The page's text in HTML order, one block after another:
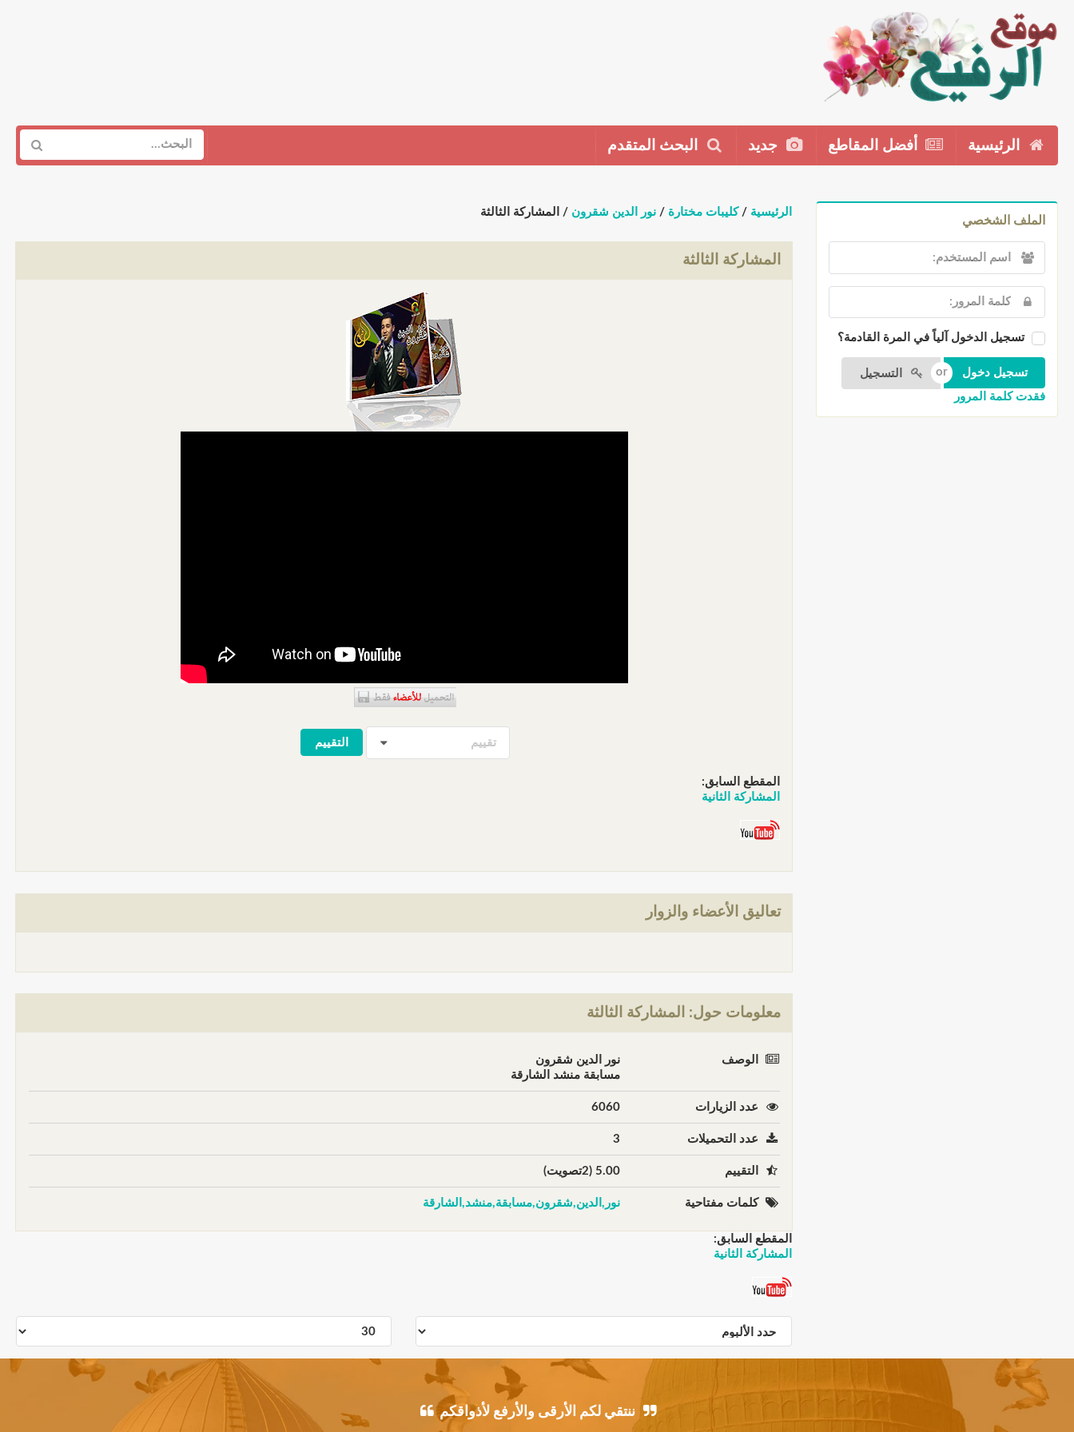
الرئيسية أفضل المقاطع جديد البحث المتقدم
الملف الشخصي
تسجيل الدخول آلياً في المرة القادمة؟
التسجيل
فقدت كلمة المرور
الرئيسية /كليبات مختارة /نور الدين شقرون / المشاركة الثالثة
المشاركة الثالثة
تقييم
المقطع السابق:
المشاركة الثانية
تعاليق الأعضاء والزوار
معلومات حول: المشاركة الثالثة
الوصف
نور الدين شقرون
مسابقة منشد الشارقة
عدد الزيارات 6060
عدد التحميلات 3
التقييم 5.00 (2تصويت)
كلمات مفتاحية نور,الدين,شقرون,مسابقة,منشد,الشارقة
المقطع السابق:
المشاركة الثانية
ننتقي لكم الأرقى والأرفع لأذواقكم